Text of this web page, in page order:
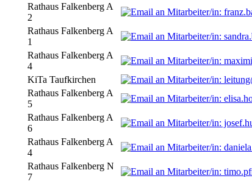
Rathaus Falkenberg A
2
Rathaus Falkenberg A
1
Rathaus Falkenberg A
4
KiTa Taufkirchen
Rathaus Falkenberg A
5
Rathaus Falkenberg A
6
Rathaus Falkenberg A
4
Rathaus Falkenberg N
7